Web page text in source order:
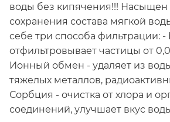
воды без кипячения!!! Насыщен
сохранения состава мягкой
себе три способа фильтрации:
отфильтровывает частицы от
Ионный обмен - удаляет из
тяжелых металлов,
Сорбция - очистка от хлора и
соединений, улучшает вкус